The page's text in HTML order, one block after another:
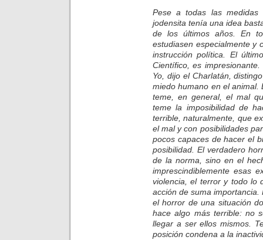
Pese a todas las medidas
jodensita tenía una idea
de los últimos años. En
estudiasen especialmente y
instrucción política. El
Científico, es
Yo, dijo el Charlatán,
miedo humano en el animal.
teme, en general, el mal
teme la imposibilidad de
terrible, naturalmente, que
el mal y con posibilidades
pocos capaces de hacer el
posibilidad. El verdadero
de la norma, sino en el
imprescindiblemente esas
violencia, el terror y todo lo
acción de suma
el horror de una situación
hace algo más terrible: no
llegar a ser ellos mismos.
posición condena a la